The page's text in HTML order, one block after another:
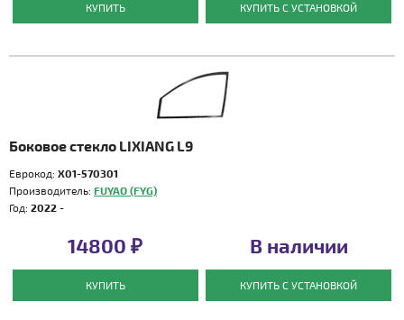
КУПИТЬ КУПИТЬ С УСТАНОВКОЙ
Боковое стекло LIXIANG L9
Еврокод: X01-570301
Производитель: FUYAO (FYG)
Год: 2022 -
14800 ₽
КУПИТЬ
В наличии
КУПИТЬ С УСТАНОВКОЙ